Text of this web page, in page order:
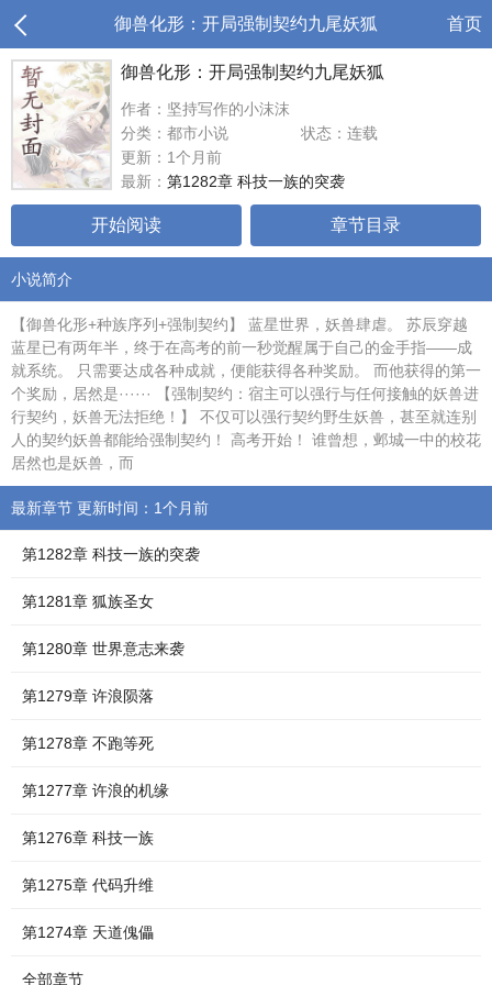
御兽化形：开局强制契约九尾妖狐 首页
御兽化形：开局强制契约九尾妖狐
作者：坚持写作的小沫沫
分类：都市小说
状态：连载
更新：1个月前
最新： 第1282章 科技一族的突袭
开始阅读 章节目录
小说简介
【御兽化形+种族序列+强制契约】 蓝星世界，妖兽肆虐。 苏辰穿越
蓝星已有两年半，终于在高考的前一秒觉醒属于自己的金手指——成
就系统。 只需要达成各种成就，便能获得各种奖励。 而他获得的第一
个奖励，居然是······ 【强制契约：宿主可以强行与任何接触的妖兽进
行契约，妖兽无法拒绝！】 不仅可以强行契约野生妖兽，甚至就连别
人的契约妖兽都能给强制契约！ 高考开始！ 谁曾想，邺城一中的校花
居然也是妖兽，而
最新章节 更新时间：1个月前
第1282章 科技一族的突袭
第1281章 狐族圣女
第1280章 世界意志来袭
第1279章 许浪陨落
第1278章 不跑等死
第1277章 许浪的机缘
第1276章 科技一族
第1275章 代码升维
第1274章 天道傀儡
全部章节